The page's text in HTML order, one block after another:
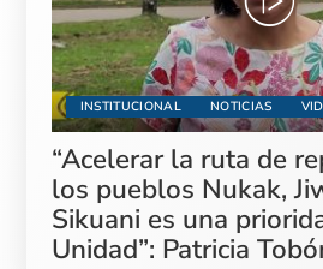
INSTITUCIONAL NOTICIAS
“Acelerar la ruta de
los pueblos Nukak,
Sikuani es una
Unidad”: Patricia